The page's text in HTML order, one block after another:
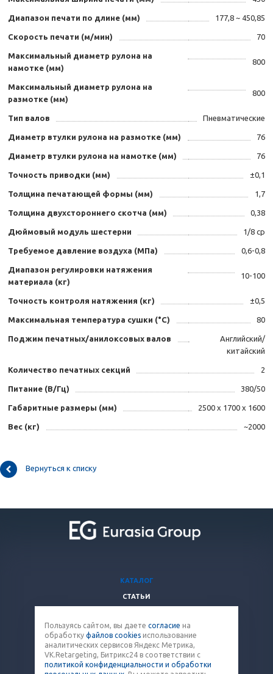
Диапазон печати по длине (мм) 177,8 ~ 450,85
Скорость печати (м/мин) 70
Максимальный диаметр рулона на
намотке (мм)
800
Максимальный диаметр рулона на
размотке (мм)
800
Тип валов Пневматические
Диаметр втулки рулона на размотке (мм) 76
Диаметр втулки рулона на намотке (мм) 76
Точность приводки (мм) ±0,1
Толщина печатающей формы (мм) 1,7
Толщина двухстороннего скотча (мм) 0,38
Дюймовый модуль шестерни 1/8 cp
Требуемое давление воздуха (МПа) 0,6-0,8
Диапазон регулировки натяжения
материала (кг)
10-100
Точность контроля натяжения (кг) ±0,5
Максимальная температура сушки (°С) 80
Поджим печатных/анилоксовых валов
Английский/
китайский
Количество печатных секций 2
Питание (В/Гц) 380/50
Габаритные размеры (мм) 2500 х 1700 х 1600
Вес (кг) ~2000
Вернуться к списку
КАТАЛОГ
СТАТЬИ
КОМПАНИЯ
КОНТАКТЫ
8 (800) 707-12-53
Пользуясь сайтом, вы даете согласие на
обработку файлов cookies использование
аналитических сервисов Яндекс Метрика,
VK.Retargeting, Битрикс24 в соответствии с
политикой конфиденциальности и обработки